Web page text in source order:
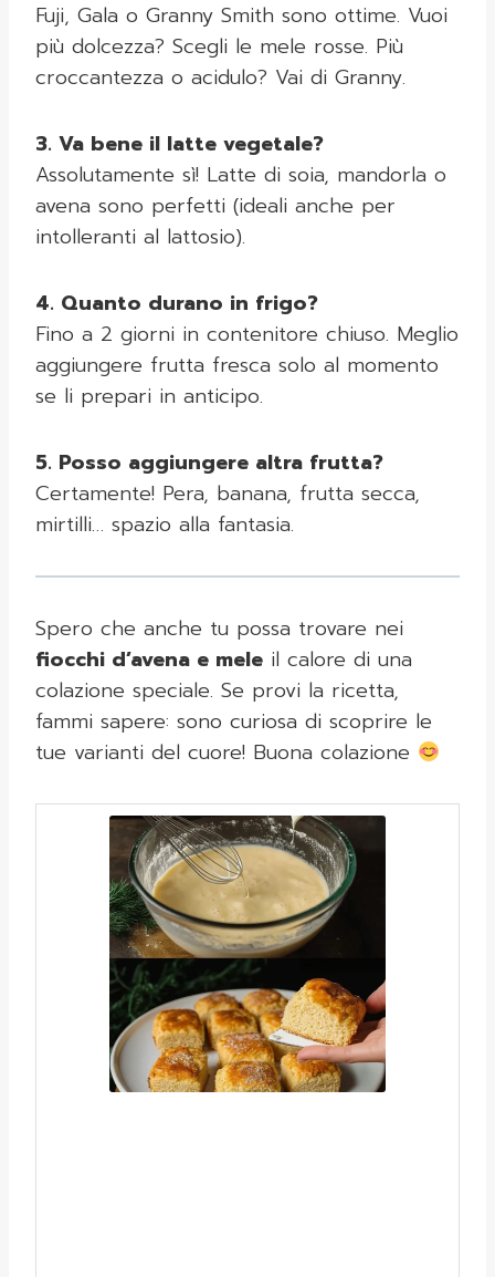
Fuji, Gala o Granny Smith sono ottime. Vuoi
più dolcezza? Scegli le mele rosse. Più
croccantezza o acidulo? Vai di Granny.
3. Va bene il latte vegetale?
Assolutamente sì! Latte di soia, mandorla o
avena sono perfetti (ideali anche per
intolleranti al lattosio).
4. Quanto durano in frigo?
Fino a 2 giorni in contenitore chiuso. Meglio
aggiungere frutta fresca solo al momento
se li prepari in anticipo.
5. Posso aggiungere altra frutta?
Certamente! Pera, banana, frutta secca,
mirtilli… spazio alla fantasia.
Spero che anche tu possa trovare nei
fiocchi d’avena e mele il calore di una
colazione speciale. Se provi la ricetta,
fammi sapere: sono curiosa di scoprire le
tue varianti del cuore! Buona colazione